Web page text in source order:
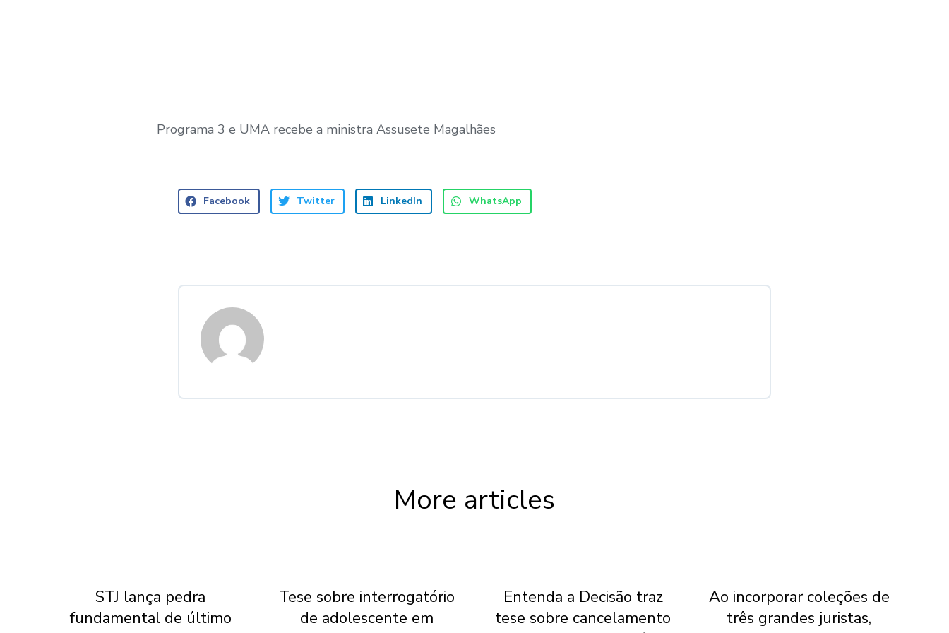
Programa 3 e UMA recebe a ministra Assusete Magalhães
Facebook Twitter LinkedIn WhatsApp
More articles
STJ lança pedra
fundamental de último
Tese sobre interrogatório
de adolescente em
Entenda a Decisão traz
tese sobre cancelamento
Ao incorporar coleções de
três grandes juristas,